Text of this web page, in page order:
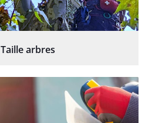
Taille arbres